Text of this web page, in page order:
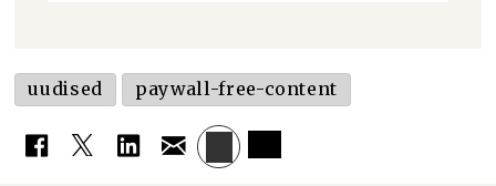
uudised paywall-free-content